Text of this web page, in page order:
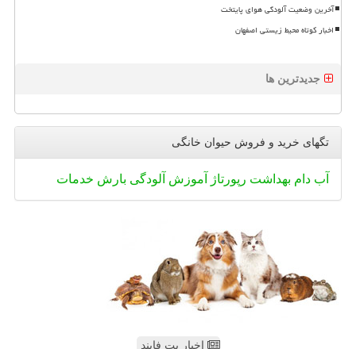
آخرین وضعیت آلودگی هوای پایتخت
اخبار کوتاه محیط زیستی اصفهان
جدیدترین ها
تگهای خرید و فروش حیوان خانگی
آب دام بهداشت رپورتاژ آموزش آلودگی بارش خدمات
اخبار پت فایند